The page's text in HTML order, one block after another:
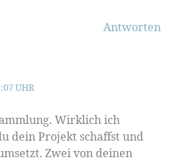
Antworten
UHR
Wirklich ich
dein Projekt schaffst und
Zwei von deinen